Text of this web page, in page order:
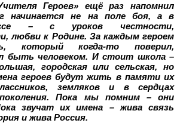
Героев» ещё раз напомнил
начинается не на поле боя, а в
– с уроков честности,
любви к Родине. За каждым героем
который когда-то поверил,
быть человеком. И стоит школа –
городская или сельская, но
героев будут жить в памяти их
земляков и в сердцах
Пока мы помним – они
звучат их имена – жива связь
и жива Россия.